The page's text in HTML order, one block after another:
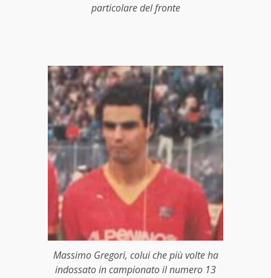
particolare del fronte
Massimo Gregori, colui che più volte ha
indossato in campionato il numero 13